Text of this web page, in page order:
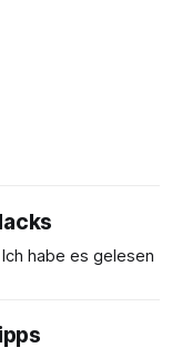
habe es gelesen